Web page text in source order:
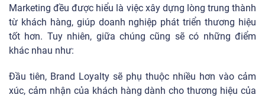
Marketing đều được hiểu là việc xây dựng lòng trung thành
từ khách hàng, giúp doanh nghiệp phát triển thương hiệu
tốt hơn. Tuy nhiên, giữa chúng cũng sẽ có những điểm
khác nhau như:
Đầu tiên, Brand Loyalty sẽ phụ thuộc nhiều hơn vào cảm
xúc, cảm nhận của khách hàng dành cho thương hiệu của